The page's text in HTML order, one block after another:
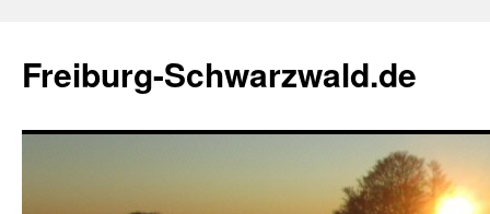
springen
Freiburg-Schwarzwald.de